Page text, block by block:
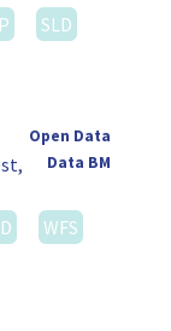
SLD
Open Data
Data BM
WFS